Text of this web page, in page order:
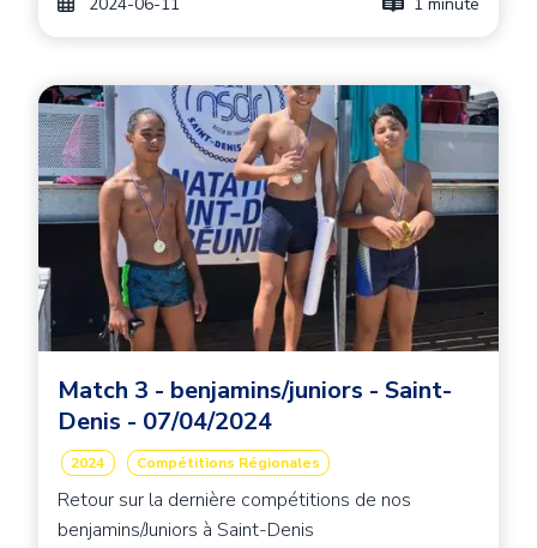
Image principale
Image
Match 3 - benjamins/juniors - Saint-
Denis - 07/04/2024
2024 Compétitions Régionales
Retour sur la dernière compétitions de nos
benjamins/Juniors à Saint-Denis